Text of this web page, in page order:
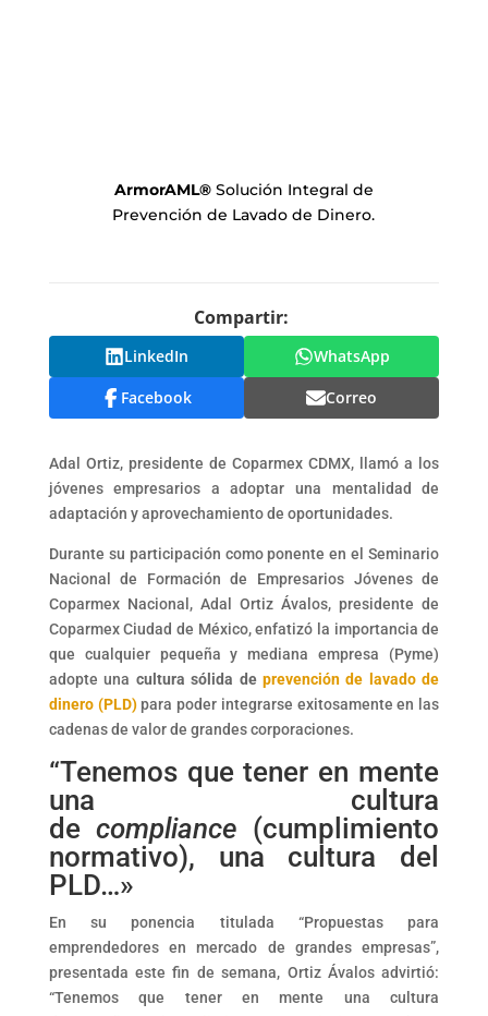
ArmorAML® Solución Integral de
Prevención de Lavado de Dinero.
Compartir:
LinkedIn
WhatsApp
Facebook
Correo
Adal Ortiz, presidente de Coparmex CDMX, llamó a los
jóvenes empresarios a adoptar una mentalidad de
adaptación y aprovechamiento de oportunidades.
Durante su participación como ponente en el Seminario
Nacional de Formación de Empresarios Jóvenes de
Coparmex Nacional, Adal Ortiz Ávalos, presidente de
Coparmex Ciudad de México, enfatizó la importancia de
que cualquier pequeña y mediana empresa (Pyme)
adopte una cultura sólida de prevención de lavado de
dinero (PLD)para poder integrarse exitosamente en las
cadenas de valor de grandes corporaciones.
“Tenemos que tener en mente
una cultura
de compliance (cumplimiento
normativo), una cultura del
PLD…»
En su ponencia titulada “Propuestas para
emprendedores en mercado de grandes empresas”,
presentada este fin de semana, Ortiz Ávalos advirtió:
“Tenemos que tener en mente una cultura